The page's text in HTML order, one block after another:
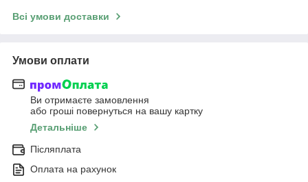
Всі умови доставки
Умови оплати
Ви отримаєте замовлення
або гроші повернуться на вашу картку
Детальніше
Післяплата
Оплата на рахунок